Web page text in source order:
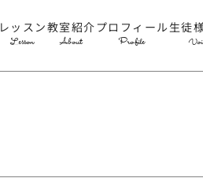
レッスン
Lesson
教室紹介
About
プロフィール
Profile
生徒